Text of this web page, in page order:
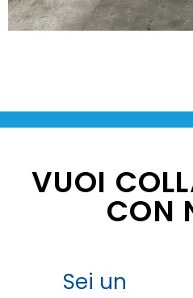
VUOI
CON
Sei un